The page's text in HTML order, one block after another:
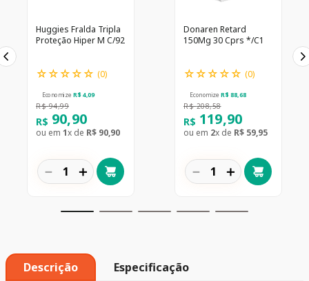
Huggies Fralda Tripla
Proteção Hiper M C/92
☆☆☆☆☆ (0)
Economize R$ 4,09
R$ 94,99
R$ 90,90
ou em 1x de R$ 90,90
＋
－
Donaren Retard
150Mg 30 Cprs */C1
☆☆☆☆☆ (0)
Economize R$ 88,68
R$ 208,58
R$ 119,90
ou em 2x de R$ 59,95
＋
－
Descrição Especificação